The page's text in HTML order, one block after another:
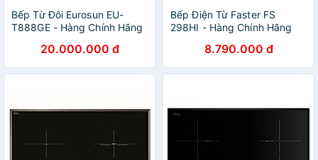
Bếp Từ Đôi Eurosun EU-
T888GE - Hàng Chính Hãng
20.000.000 đ
Bếp Điện Từ Faster FS
298HI - Hàng Chính Hãng
8.790.000 đ